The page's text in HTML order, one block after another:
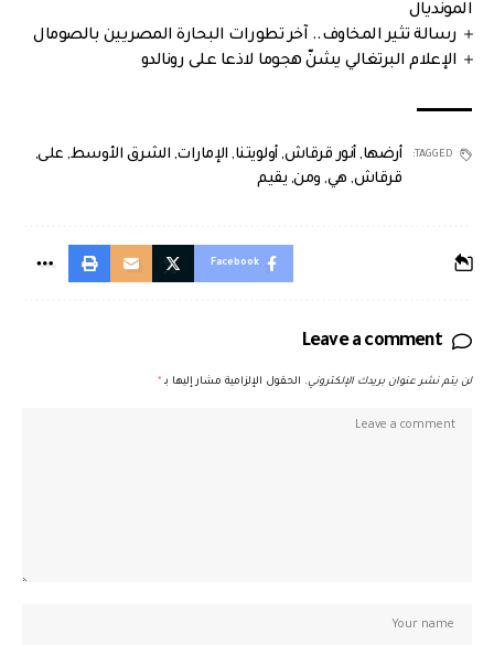
المونديال
رسالة تثير المخاوف.. آخر تطورات البحارة المصريين بالصومال
الإعلام البرتغالي يشنّ هجوما لاذعا على رونالدو
TAGGED: أرضها, أنور قرقاش, أولويتنا, الإمارات, الشرق الأوسط, على,
قرقاش, هي, ومن, يقيم
Facebook
Leave a comment
لن يتم نشر عنوان بريدك الإلكتروني. الحقول الإلزامية مشار إليها بـ *